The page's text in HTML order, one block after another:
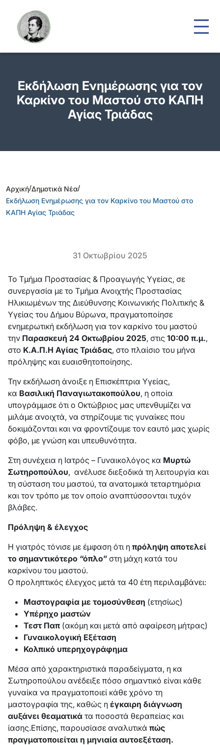
Εκδήλωση Ενημέρωσης για τον
Καρκίνο του Μαστού στο ΚΑΠΗ
Αγίας Τριάδας
Αρχική/Δημοτικά Νέα/
Εκδήλωση Ενημέρωσης για τον Καρκίνο του Μαστού στο
ΚΑΠΗ Αγίας Τριάδας
31 Οκτωβρίου 2025
Το Τμήμα Προστασίας & Προαγωγής Υγείας, σε
συνεργασία με το Τμήμα Ανοιχτής Προστασίας
Ηλικιωμένων της Διεύθυνσης Κοινωνικής Πολιτικής &
Υγείας του Δήμου Βύρωνα, πραγματοποίησε
ενημερωτική εκδήλωση για τον καρκίνο του μαστού
την Παρασκευή 24 Οκτωβρίου 2025, στις 10:00 π.μ.,
στο Κ.Α.Π.Η Αγίας Τριάδας, στο πλαίσιο του μήνα
πρόληψης και ευαισθητοποίησης.
Την εκδήλωση άνοιξε η Επισκέπτρια Υγείας,
κα Βασιλική Παναγιωτακοπούλου, η οποία
υπογράμμισε ότι ο Οκτώβριος μας υπενθυμίζει να
μιλάμε ανοιχτά, να στηρίζουμε τις γυναίκες που
δοκιμάζονται και να φροντίζουμε τον εαυτό μας χωρίς
φόβο, με γνώση και υπευθυνότητα.
Στη συνέχεια η Ιατρός – Γυναικολόγος κα Μυρτώ
Σωτηροπούλου, ανέλυσε διεξοδικά τη λειτουργία και
τη σύσταση του μαστού, τα ανατομικά τεταρτημόρια
και τον τρόπο με τον οποίο αναπτύσσονται τυχόν
βλάβες.
Πρόληψη & έλεγχος
Η γιατρός τόνισε με έμφαση ότι η πρόληψη αποτελεί
το σημαντικότερο “όπλο” στη μάχη κατά του
καρκίνου του μαστού.
Ο προληπτικός έλεγχος μετά τα 40 έτη περιλαμβάνει:
Μαστογραφία με τομοσύνθεση (ετησίως)
Υπέρηχο μαστών
Τεστ Παπ (ακόμη και μετά από αφαίρεση μήτρας)
Γυναικολογική Εξέταση
Κολπικό υπερηχογράφημα
Μέσα από χαρακτηριστικά παραδείγματα, η κα
Σωτηροπούλου ανέδειξε πόσο σημαντικό είναι κάθε
γυναίκα να πραγματοποιεί κάθε χρόνο τη
μαστογραφία της, καθώς η έγκαιρη διάγνωση
αυξάνει θεαματικά τα ποσοστά θεραπείας και
ίασης.Επίσης, παρουσίασε αναλυτικά πώς
πραγματοποιείται η μηνιαία αυτοεξέταση.